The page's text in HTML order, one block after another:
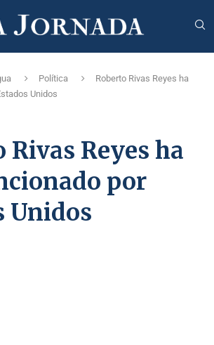
Política
Roberto Rivas Reyes ha
Unidos
Rivas Reyes ha
por
Unidos